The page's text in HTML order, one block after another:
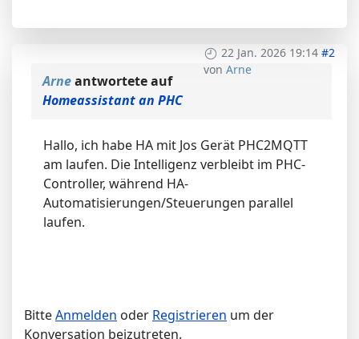
22 Jan. 2026 19:14 #2
von Arne
Arneantwortete auf
Homeassistant an PHC
Hallo, ich habe HA mit Jos Gerät PHC2MQTT
am laufen. Die Intelligenz verbleibt im PHC-
Controller, während HA-
Automatisierungen/Steuerungen parallel
laufen.
BitteAnmelden oder Registrieren um der
Konversation beizutreten.